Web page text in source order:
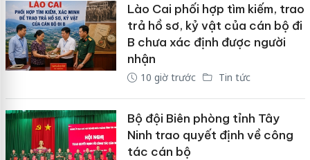
Lào Cai phối hợp tìm kiếm, trao
trả hồ sơ, kỷ vật của cán bộ đi
B chưa xác định được người
nhận
10 giờ trước Tin tức
Bộ đội Biên phòng tỉnh Tây
Ninh trao quyết định về công
tác cán bộ